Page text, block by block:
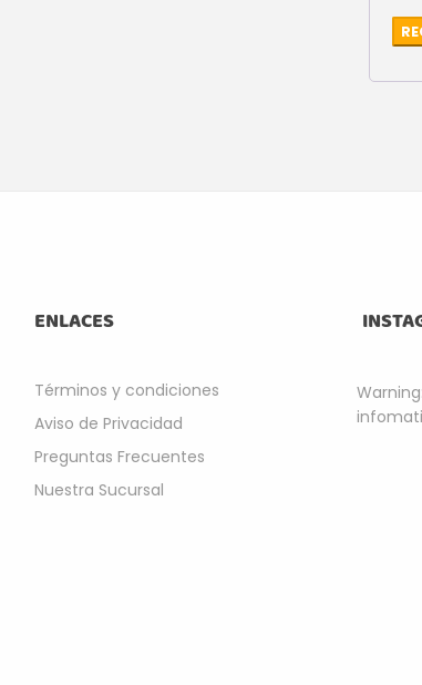
ENLACES
Términos y condiciones
Aviso de Privacidad
Preguntas Frecuentes
Nuestra Sucursal